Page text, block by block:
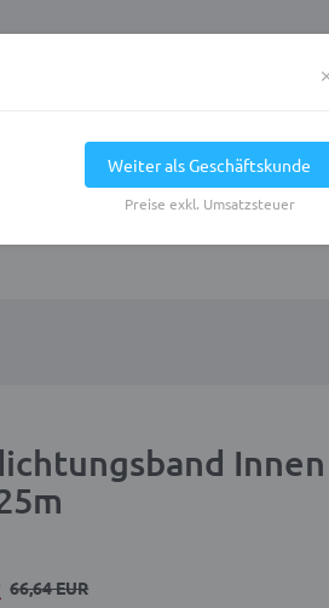
Innen
66,64 EUR
Weiter als Geschäftskunde
Preise exkl. Umsatzsteuer